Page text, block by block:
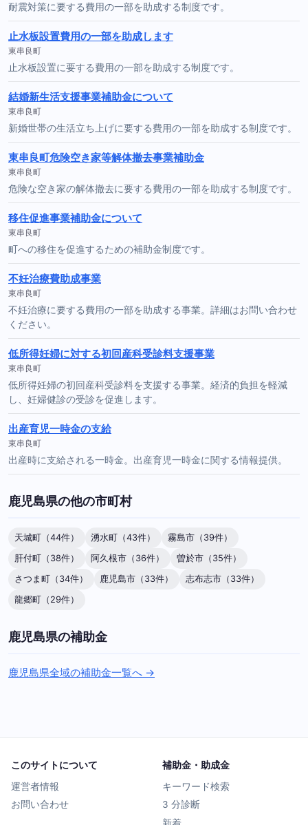
耐震対策に要する費用の一部を助成する制度です。
止水板設置費用の一部を助成します
東串良町
止水板設置に要する費用の一部を助成する制度です。
結婚新生活支援事業補助金について
東串良町
新婚世帯の生活立ち上げに要する費用の一部を助成する制度です。
東串良町危険空き家等解体撤去事業補助金
東串良町
危険な空き家の解体撤去に要する費用の一部を助成する制度です。
移住促進事業補助金について
東串良町
町への移住を促進するための補助金制度です。
不妊治療費助成事業
東串良町
不妊治療に要する費用の一部を助成する事業。詳細はお問い合わせ
ください。
低所得妊婦に対する初回産科受診料支援事業
東串良町
低所得妊婦の初回産科受診料を支援する事業。経済的負担を軽減
し、妊婦健診の受診を促進します。
出産育児一時金の支給
東串良町
出産時に支給される一時金。出産育児一時金に関する情報提供。
鹿児島県の他の市町村
天城町（44件） 湧水町（43件）
霧島市（39件）
肝付町（38件）
阿久根市（36件）
曽於市（35件）
さつま町（34件）
鹿児島市（33件）
志布志市（33件）
龍郷町（29件）
鹿児島県の補助金
鹿児島県全域の補助金一覧へ →
このサイトについて
運営者情報
お問い合わせ
補助金・助成金
キーワード検索
3 分診断